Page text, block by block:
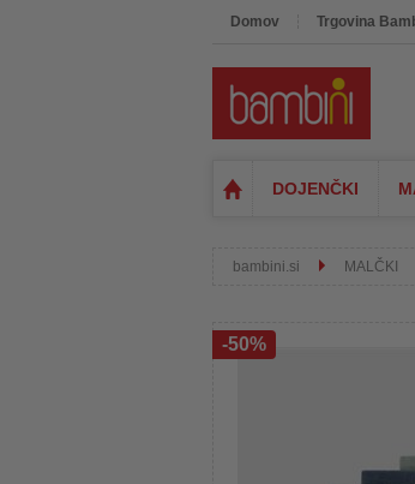
Domov Trgovina
DOJENČKI
bambini.si MALČKI
-50%